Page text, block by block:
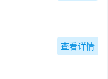
查看详情